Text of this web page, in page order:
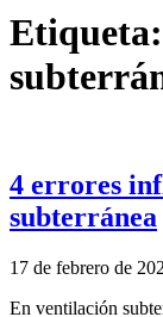
4 errores
subterránea
17 de febrero de
En ventilación